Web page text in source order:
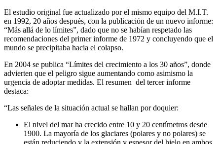
El estudio original fue actualizado por el mismo equipo del M.I.T.
en 1992, 20 años después, con la publicación de un nuevo informe:
“Más allá de lo límites”, dado que no se habían respetado las
recomendaciones del primer informe de 1972 y concluyendo que el
mundo se precipitaba hacia el colapso.
En 2004 se publica “Límites del crecimiento a los 30 años”, donde
advierten que el peligro sigue aumentando como asimismo la
urgencia de adoptar medidas. El resumen del tercer informe
destaca:
“Las señales de la situación actual se hallan por doquier:
El nivel del mar ha crecido entre 10 y 20 centímetros desde
1900. La mayoría de los glaciares (polares y no polares) se
están reduciendo y la extensión y espesor del hielo en ambos